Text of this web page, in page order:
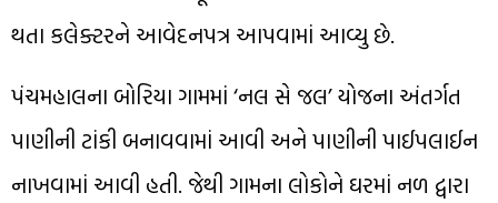
થતા કલેક્ટરને આવેદનપત્ર આપવામાં આવ્યુ છે.
પંચમહાલના બોરિયા ગામમાં ‘નલ સે જલ’ યોજના અંતર્ગત
પાણીની ટાંકી બનાવવામાં આવી અને પાણીની પાઈપલાઈન
નાખવામાં આવી હતી. જેથી ગામના લોકોને ઘરમાં નળ દ્વારા